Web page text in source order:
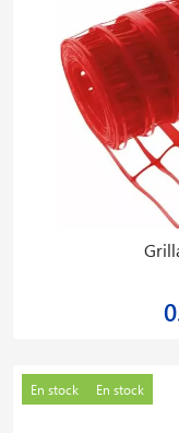
En stock En stock